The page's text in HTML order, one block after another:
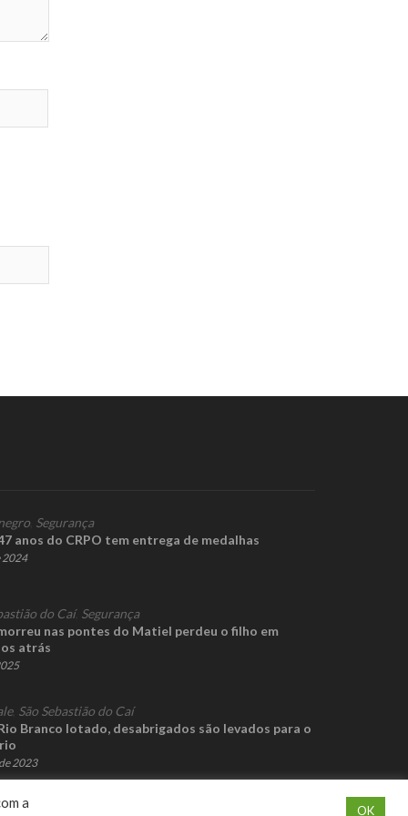
Segurança
anos do CRPO tem entrega de medalhas
2024
do Caí, Segurança
nas pontes do Matiel perdeu o filho em
atrás
, São Sebastião do Caí
Branco lotado, desabrigados são levados para o
2023
a
OK